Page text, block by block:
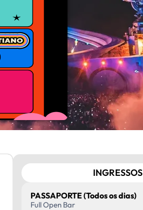
INGRESSOS
PASSAPORTE (Todos os dias)
Full Open Bar